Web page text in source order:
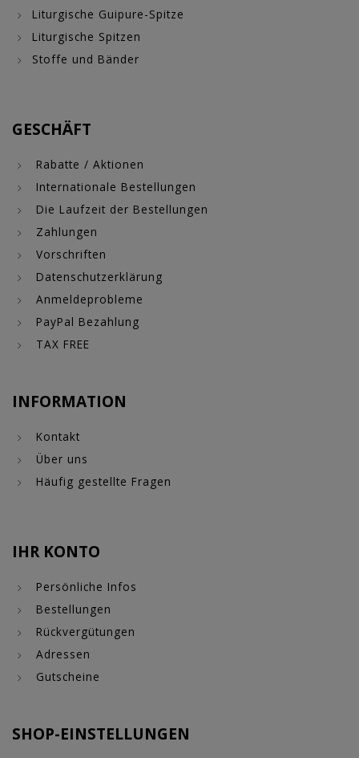
Liturgische Guipure-Spitze
Liturgische Spitzen
Stoffe und Bänder
GESCHÄFT
Rabatte / Aktionen
Internationale Bestellungen
Die Laufzeit der Bestellungen
Zahlungen
Vorschriften
Datenschutzerklärung
Anmeldeprobleme
PayPal Bezahlung
TAX FREE
INFORMATION
Kontakt
Über uns
Häufig gestellte Fragen
IHR KONTO
Persönliche Infos
Bestellungen
Rückvergütungen
Adressen
Gutscheine
SHOP-EINSTELLUNGEN